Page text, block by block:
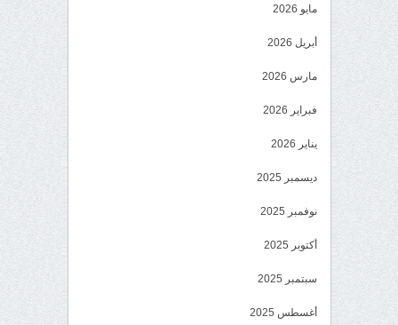
مايو 2026
أبريل 2026
مارس 2026
فبراير 2026
يناير 2026
ديسمبر 2025
نوفمبر 2025
أكتوبر 2025
سبتمبر 2025
أغسطس 2025